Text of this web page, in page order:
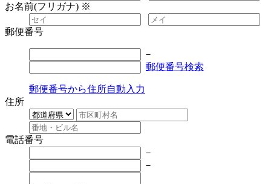
お名前(フリガナ) ※
郵便番号
－
郵便番号検索
郵便番号から住所自動入力
住所
電話番号
－
－